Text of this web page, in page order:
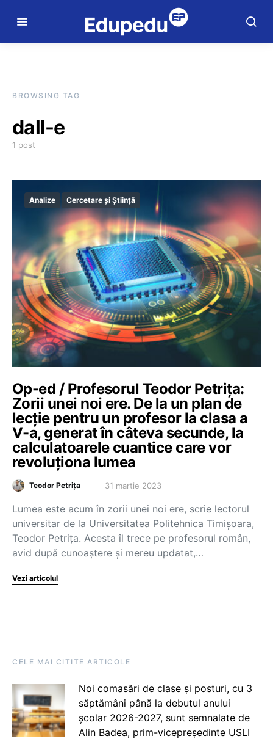
BROWSING TAG
dall-e
1 post
Analize Cercetare și Știință
Op-ed / Profesorul Teodor Petrița:
Zorii unei noi ere. De la un plan de
lecție pentru un profesor la clasa a
V-a, generat în câteva secunde, la
calculatoarele cuantice care vor
revoluționa lumea
Teodor Petrița 31 martie 2023
Lumea este acum în zorii unei noi ere, scrie lectorul
universitar de la Universitatea Politehnica Timișoara,
Teodor Petrița. Acesta îl trece pe profesorul român,
avid după cunoaștere și mereu updatat,…
Vezi articolul
CELE MAI CITITE ARTICOLE
Noi comasări de clase și posturi, cu 3
săptămâni până la debutul anului
școlar 2026-2027, sunt semnalate de
Alin Badea, prim-vicepreședinte USLI